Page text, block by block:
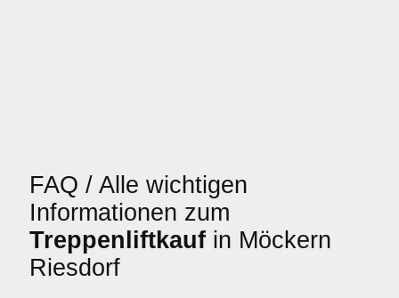
FAQ / Alle wichtigen
Informationen zum
Treppenliftkauf in Möckern
Riesdorf